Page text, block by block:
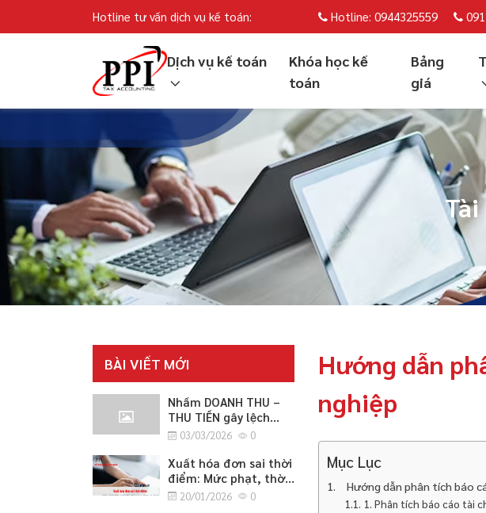
Hotline tư vấn dịch vụ kế toán: Hotline: 0944325559
Dịch vụ kế toán
Khóa học kế
toán
Bảng
giá
BÀI VIẾT MỚI
Nhầm DOANH THU –
THU TIỀN gây lệch
CÔNG NỢ 2026
03/03/2026 0
Xuất hóa đơn sai thời
điểm: Mức phạt, thời
điểm lập đúng quy
20/01/2026 0
Hướng dẫn
nghiệp
Mục Lục
Hướng dẫn phân tích báo
1. Phân tích báo cáo tài